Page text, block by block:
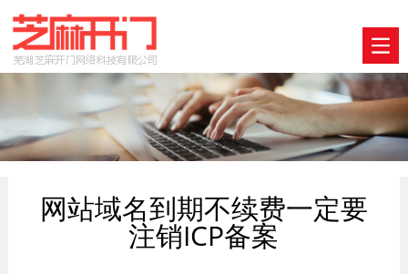
网站域名到期不续费一定要
注销ICP备案